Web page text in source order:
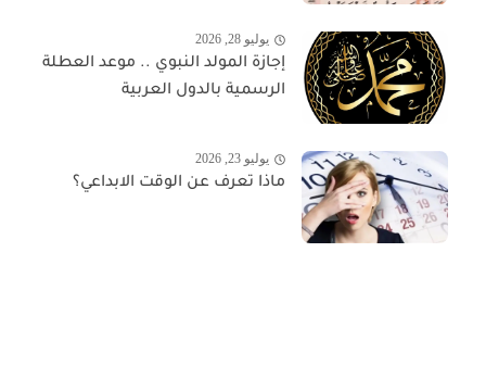
يوليو 28, 2026
إجازة المولد النبوي .. موعد العطلة
الرسمية بالدول العربية
يوليو 23, 2026
ماذا تعرف عن الوقت الابداعي؟